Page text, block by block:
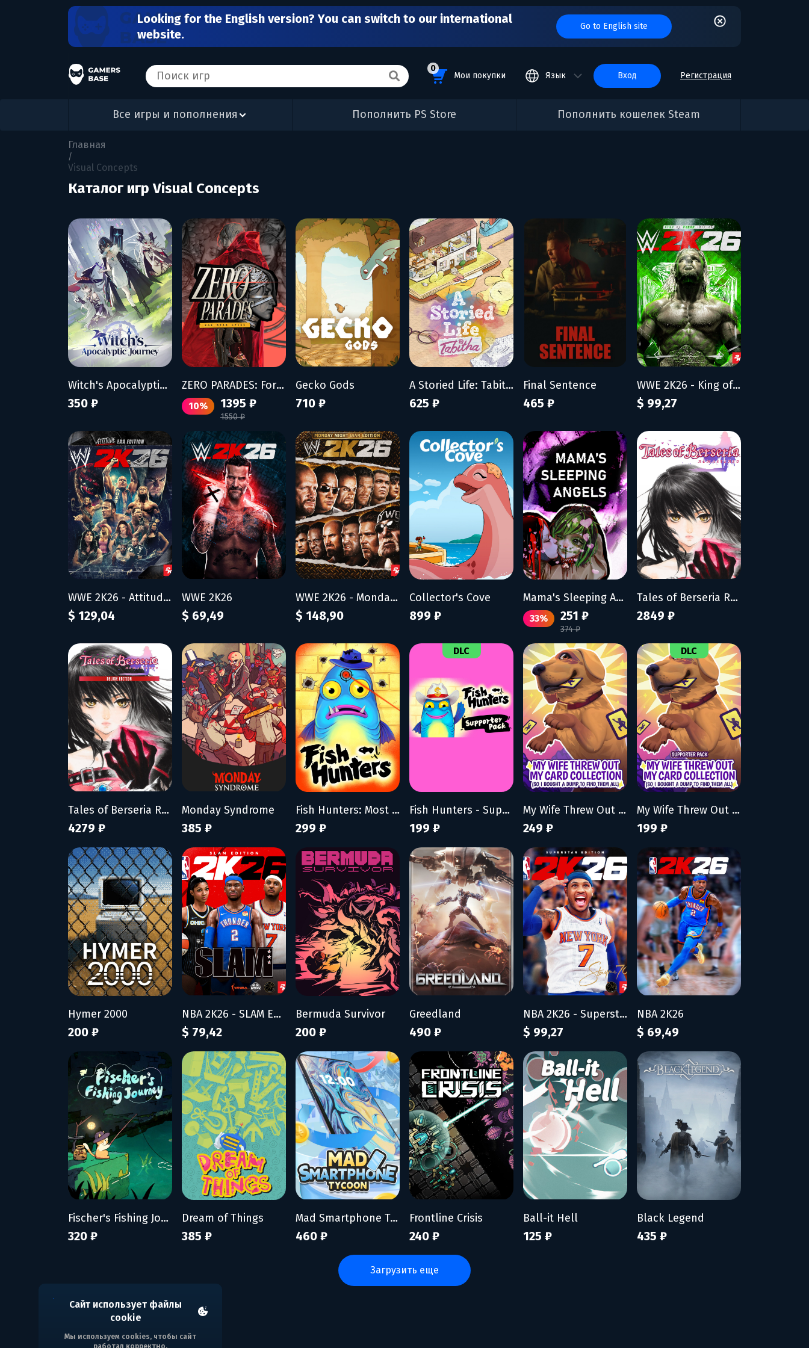
Looking for the English version? You can switch to our international
website.
Go to English site
0
Мои покупки Язык вход Регистрация
Все игры и пополнения Пополнить PS Store Пополнить кошелек Steam
Сайт использует файлы
cookie
Мы используем cookies, чтобы сайт
работал корректно.
Главная
/
Visual Concepts
Каталог игр Visual Concepts
Witch's Apocalyptic Journey
350 ₽
ZERO PARADES: For Dead Spies
10% 1395 ₽
1550 ₽
Gecko Gods
710 ₽
A Storied Life: Tabitha
625 ₽
Final Sentence
465 ₽
WWE 2K26 - King of Kings Edition
$ 99,27
WWE 2K26 - Attitude Era Edition
$ 129,04
WWE 2K26
$ 69,49
WWE 2K26 - Monday Night War Edition
$ 148,90
Collector's Cove
899 ₽
Mama's Sleeping Angels
33% 251 ₽
374 ₽
Tales of Berseria Remastered
2849 ₽
Tales of Berseria Remastered: Deluxe Edition
4279 ₽
Monday Syndrome
385 ₽
Fish Hunters: Most Lethal Fishing Simulator
299 ₽
DLC
Fish Hunters - Supporter Pack
199 ₽
My Wife Threw Out My Card Collection (So I Bought a Dump to Find Them All)
249 ₽
DLC
My Wife Threw Out My Card Collection (So I Bought a Dump to Find Them All) - Supporter Pack
199 ₽
Hymer 2000
200 ₽
NBA 2K26 - SLAM Edition
$ 79,42
Bermuda Survivor
200 ₽
Greedland
490 ₽
NBA 2K26 - Superstar Edition
$ 99,27
NBA 2K26
$ 69,49
Fischer's Fishing Journey
320 ₽
Dream of Things
385 ₽
Mad Smartphone Tycoon
460 ₽
Frontline Crisis
240 ₽
Ball-it Hell
125 ₽
Black Legend
435 ₽
загрузить еще